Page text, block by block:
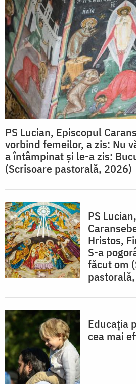
PS Lucian, Episcopul
vorbind femeilor, a zis: Nu
a întâmpinat și le-a zis:
(Scrisoare pastorală, 2026)
PS
Hristos,
S-a
făcut om
Educația
cea mai